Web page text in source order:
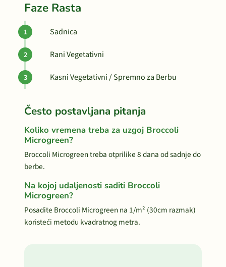
Faze Rasta
Sadnica
Rani Vegetativni
Kasni Vegetativni / Spremno za Berbu
Često postavljana pitanja
Koliko vremena treba za uzgoj Broccoli
Microgreen?
Broccoli Microgreen treba otprilike 8 dana od sadnje do
berbe.
Na kojoj udaljenosti saditi Broccoli
Microgreen?
Posadite Broccoli Microgreen na 1/m² (30cm razmak)
koristeći metodu kvadratnog metra.